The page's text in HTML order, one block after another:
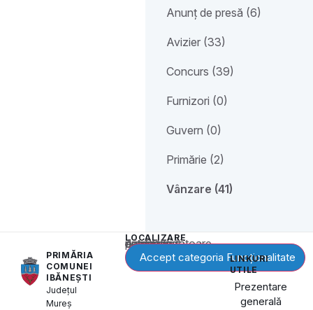
Anunț de presă (6)
Avizier (33)
Concurs (39)
Furnizori (0)
Guvern (0)
Primărie (2)
Vânzare (41)
PRIMĂRIA
COMUNEI
IBĂNEȘTI
Județul
Mureș
LOCALIZARE
Acest conținut este blocat până când acceptați categoria corespunzătoare de cookie-uri.
Accept categoria Funcționalitate
LINKURI
UTILE
Prezentare
generală